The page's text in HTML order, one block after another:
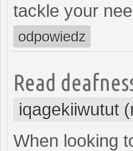
tackle your
odpowiedz
Read
iqagekiiwutut
When looking